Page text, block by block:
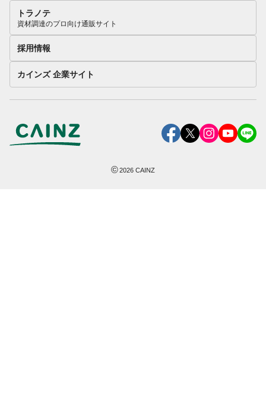
トラノテ
資材調達のプロ向け通販サイト
採用情報
カインズ 企業サイト
©2026 CAINZ